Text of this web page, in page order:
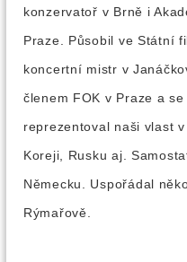
konzervatoř v Brně i
Praze. Působil ve Státní
koncertní mistr v
členem FOK v Praze a
reprezentoval naši vlast
Koreji, Rusku aj.
Německu. Uspořádal
Rýmařově.